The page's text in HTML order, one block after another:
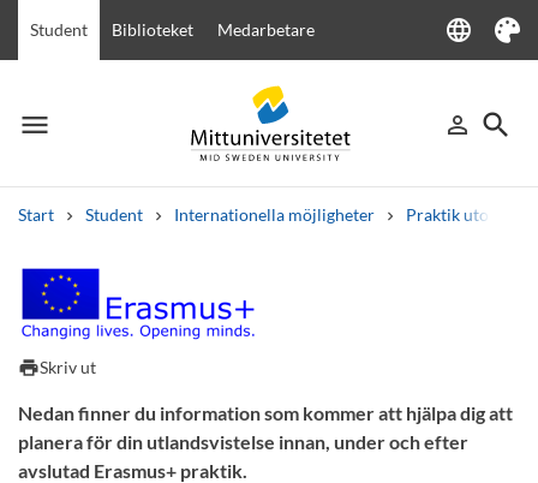
Student Biblioteket Medarbetare language
Language
Tema
menu
Meny person_outline
Logga in
search
Sök
Start Student Internationella möjligheter Praktik
Andra söktjänster
Kurser och program Kursplaner
Lediga jobb
Checklista inför Erasmus+
printSkriv ut
Nedan finner du information som kommer att hjälpa dig att
planera för din utlandsvistelse innan, under och efter
avslutad Erasmus+ praktik.